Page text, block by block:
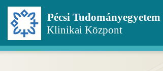
Ugrás
tartalomra